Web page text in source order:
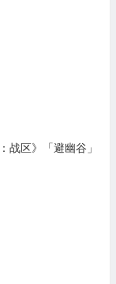
战区》「避幽谷」